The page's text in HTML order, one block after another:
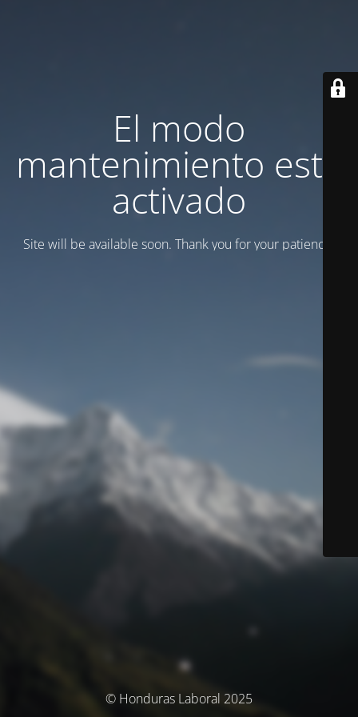
El modo
mantenimiento está
activado
Site will be available soon. Thank you for your patience!
© Honduras Laboral 2025